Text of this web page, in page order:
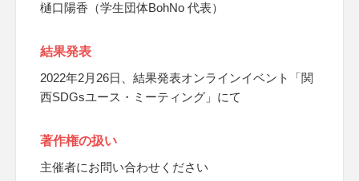
樋口陽香（学生団体BohNo 代表）
結果発表
2022年2月26日、結果発表オンラインイベント「関
西SDGsユース・ミーティング」にて
著作権の扱い
主催者にお問い合わせください